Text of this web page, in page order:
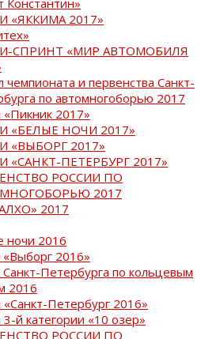
«ЯККИМА 2017»
СПРИНТ «МИР АВТОМОБИЛЯ
чемпионата и первенства Санкт-
по автомногоборью 2017
«Пикник 2017»
«БЕЛЫЕ НОЧИ 2017»
«ВЫБОРГ 2017»
«САНКТ-ПЕТЕРБУРГ 2017»
РОССИИ ПО
2017
2017
ночи 2016
«Выборг 2016»
Санкт-Петербурга по кольцевым
2016
«Санкт-Петербург 2016»
3-й категории «10 озер»
РОССИИ ПО